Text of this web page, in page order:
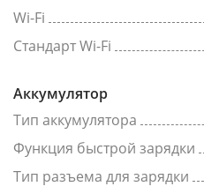
Wi-Fi
Стандарт Wi-Fi
Аккумулятор
Тип аккумулятора
Функция быстрой зарядки
Тип разъема для зарядки